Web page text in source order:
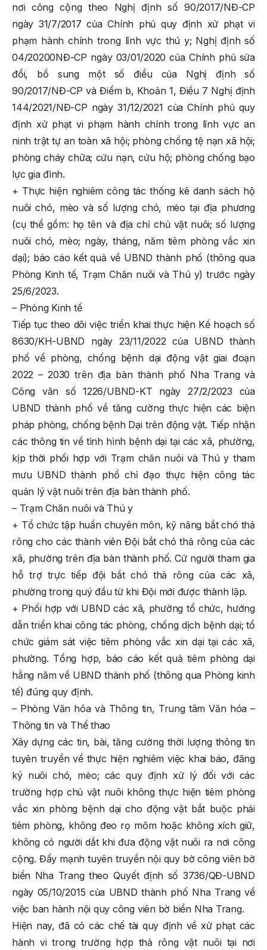
nơi công cộng theo Nghị định số 90/2017/NĐ-CP
ngày 31/7/2017 của Chính phủ quy định xử phạt vi
phạm hành chính trong lĩnh vực thú y; Nghị định số
04/20200NĐ-CP ngày 03/01/2020 của Chính phủ sửa
đổi, bổ sung một số điều của Nghị định số
90/2017/NĐ-CP và Điểm b, Khoản 1, Điều 7 Nghị định
144/2021/NĐ-CP ngày 31/12/2021 của Chính phủ quy
định xử phạt vi phạm hành chính trong lĩnh vực an
ninh trật tự an toàn xã hội; phòng chống tệ nạn xã hội;
phòng cháy chữa; cứu nạn, cứu hộ; phòng chống bạo
lực gia đình.
+ Thực hiện nghiêm công tác thống kê danh sách hộ
nuôi chó, mèo và số lượng chó, mèo tại địa phương
(cụ thể gồm: họ tên và địa chỉ chủ vật nuôi; số lượng
nuôi chó, mèo; ngày, tháng, năm tiêm phòng vắc xin
dại); báo cáo kết quả về UBND thành phố (thông qua
Phòng Kinh tế, Trạm Chăn nuôi và Thú y) trước ngày
25/6/2023.
– Phòng Kinh tế
Tiếp tục theo dõi việc triển khai thực hiện Kế hoạch số
8630/KH-UBND ngày 23/11/2022 của UBND thành
phố về phòng, chống bệnh dại động vật giai đoạn
2022 – 2030 trên địa bàn thành phố Nha Trang và
Công văn số 1226/UBND-KT ngày 27/2/2023 của
UBND thành phố về tăng cường thực hiện các biện
pháp phòng, chống bệnh Dại trên động vật. Tiếp nhận
các thông tin về tình hình bệnh dại tại các xã, phường,
kịp thời phối hợp với Trạm chăn nuôi và Thú y tham
mưu UBND thành phố chỉ đạo thực hiện công tác
quản lý vật nuôi trên địa bàn thành phố.
– Trạm Chăn nuôi và Thú y
+ Tổ chức tập huấn chuyên môn, kỹ năng bắt chó thả
rông cho các thành viên Đội bắt chó thả rông của các
xã, phường trên địa bàn thành phố. Cử người tham gia
hỗ trợ trực tiếp đội bắt chó thả rông của các xã,
phường trong quý đầu từ khi Đội mới được thành lập.
+ Phối hợp với UBND các xã, phường tổ chức, hướng
dẫn triển khai công tác phòng, chống dịch bệnh dại; tổ
chức giám sát việc tiêm phòng vắc xin dại tại các xã,
phường. Tổng hợp, báo cáo kết quả tiêm phòng dại
hằng năm về UBND thành phố (thông qua Phòng kinh
tế) đúng quy định.
– Phòng Văn hóa và Thông tin, Trung tâm Văn hóa –
Thông tin và Thể thao
Xây dựng các tin, bài, tăng cường thời lượng thông tin
tuyên truyền về thực hiện nghiêm việc khai báo, đăng
ký nuôi chó, mèo; các quy định xử lý đối với các
trường hợp chủ vật nuôi không thực hiện tiêm phòng
vắc xin phòng bệnh dại cho động vật bắt buộc phải
tiêm phòng, không đeo rọ mõm hoặc không xích giữ,
không có người dắt khi đưa động vật nuôi ra nơi công
cộng. Đẩy mạnh tuyên truyền nội quy bờ công viên bờ
biển Nha Trang theo Quyết định số 3736/QĐ-UBND
ngày 05/10/2015 của UBND thành phố Nha Trang về
việc ban hành nội quy công viên bờ biển Nha Trang.
Hiện nay, đã có các chế tài quy định về xử phạt các
hành vi trong trường hợp thả rông vật nuôi tại nơi